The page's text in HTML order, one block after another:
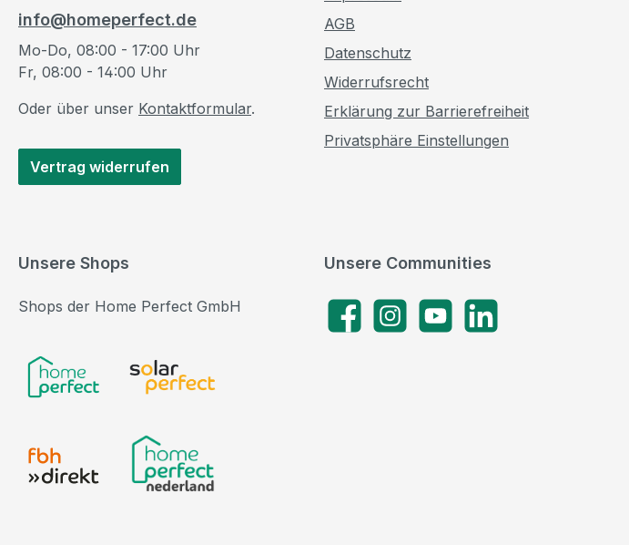
info@homeperfect.de
Mo-Do, 08:00 - 17:00 Uhr
Fr, 08:00 - 14:00 Uhr
Oder über unser Kontaktformular.
Vertrag widerrufen
AGB
Datenschutz
Widerrufsrecht
Erklärung zur Barrierefreiheit
Privatsphäre Einstellungen
Unsere Communities
FacebookInstagramYouTubeLinkedIn
Unsere Shops
Shops der Home Perfect GmbH